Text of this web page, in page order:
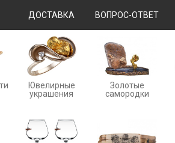
ДОСТАВКА ВОПРОС-ОТВЕТ
Ювелирные
украшения
Золотые
cамородки